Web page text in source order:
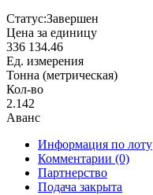
Статус:Завершен
Цена за единицу
336 134.46
Ед. измерения
Тонна (метрическая)
Кол-во
2.142
Аванс
Информация по лоту
Комментарии (0)
Партнерство
Подача закрыта